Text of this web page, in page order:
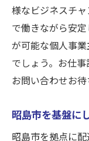
様なビジネスチ
で働きながら安
が可能な個人事
でしょう。お仕事
お問い合わせお待
昭島市を基盤に
昭島市を拠点に